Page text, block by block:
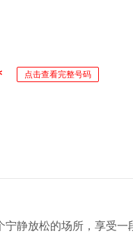
点击查看完整号码
静放松的场所，享受